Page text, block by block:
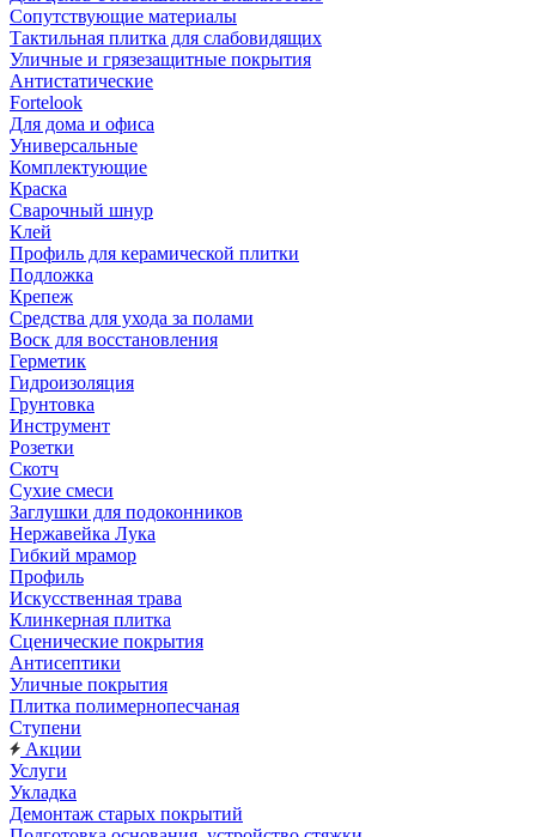
Сопутствующие материалы
Тактильная плитка для слабовидящих
Уличные и грязезащитные покрытия
Антистатические
Fortelook
Для дома и офиса
Универсальные
Комплектующие
Краска
Сварочный шнур
Клей
Профиль для керамической плитки
Подложка
Крепеж
Средства для ухода за полами
Воск для восстановления
Герметик
Гидроизоляция
Грунтовка
Инструмент
Розетки
Скотч
Сухие смеси
Заглушки для подоконников
Нержавейка Лука
Гибкий мрамор
Профиль
Искусственная трава
Клинкерная плитка
Сценические покрытия
Антисептики
Уличные покрытия
Плитка полимернопесчаная
Ступени
Акции
Услуги
Укладка
Демонтаж старых покрытий